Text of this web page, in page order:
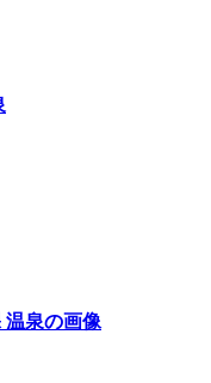
温泉の画像